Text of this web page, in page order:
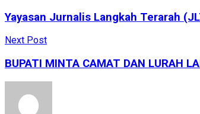
Yayasan Jurnalis Langkah Terarah
Next Post
BUPATI MINTA CAMAT DAN LURAH